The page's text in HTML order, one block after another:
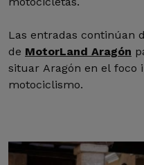
Las entradas continúan
de MotorLand Aragón
situar Aragón en el foco
motociclismo.